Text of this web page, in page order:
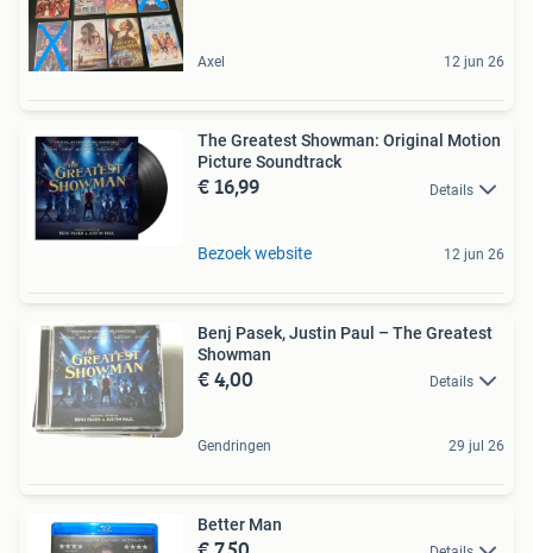
Axel 12 jun 26
The Greatest Showman: Original Motion
Picture Soundtrack
€ 16,99 Details
Bezoek website 12 jun 26
Benj Pasek, Justin Paul – The Greatest
Showman
€ 4,00 Details
Gendringen 29 jul 26
Better Man